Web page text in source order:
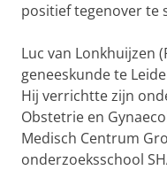
positief tegenover te
Luc van Lonkhuijzen
geneeskunde te
Hij verrichtte zijn
Obstetrie en
Medisch Centrum
onderzoeksschool